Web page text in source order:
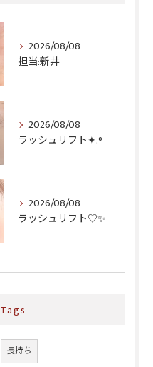
2026/08/08
担当:新井
2026/08/08
ラッシュリフト✦.°
2026/08/08
ラッシュリフト♡✨
Tags
長持ち